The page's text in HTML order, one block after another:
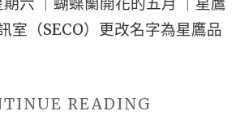
｜
室（SECO）更改名字為星鷹品
READING